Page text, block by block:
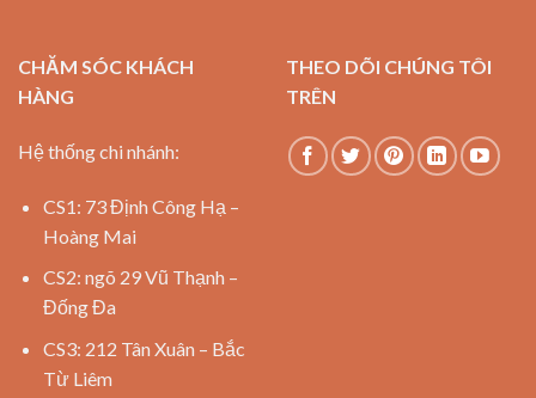
CHĂM SÓC KHÁCH
HÀNG
Hệ thống chi nhánh:
CS1: 73 Định Công Hạ –
Hoàng Mai
CS2: ngõ 29 Vũ Thạnh –
Đống Đa
CS3: 212 Tân Xuân – Bắc
Từ Liêm
THEO DÕI CHÚNG TÔI
TRÊN